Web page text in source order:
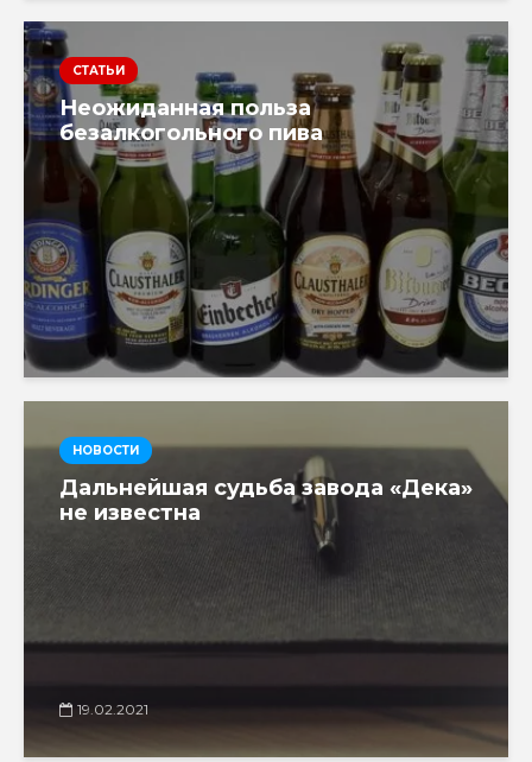
СТАТЬИ
Неожиданная польза
безалкогольного пива
НОВОСТИ
Дальнейшая судьба завода «Дека»
не известна
19.02.2021